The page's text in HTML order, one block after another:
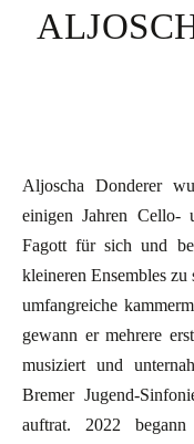
Aljoscha Donderer wurde 2005 in Bremen geboren. Nach
einigen Jahren Cello-
Fagott für sich und
kleineren Ensembles zu
umfangreiche
gewann er mehrere
musiziert und
Bremer Jugend-
auftrat. 2022